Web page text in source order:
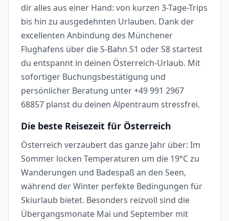
dir alles aus einer Hand: von kurzen 3-Tage-Trips
bis hin zu ausgedehnten Urlauben. Dank der
excellenten Anbindung des Münchener
Flughafens über die S-Bahn S1 oder S8 startest
du entspannt in deinen Österreich-Urlaub. Mit
sofortiger Buchungsbestätigung und
persönlicher Beratung unter +49 991 2967
68857 planst du deinen Alpentraum stressfrei.
Die beste Reisezeit für Österreich
Österreich verzaubert das ganze Jahr über: Im
Sommer locken Temperaturen um die 19°C zu
Wanderungen und Badespaß an den Seen,
während der Winter perfekte Bedingungen für
Skiurlaub bietet. Besonders reizvoll sind die
Übergangsmonate Mai und September mit